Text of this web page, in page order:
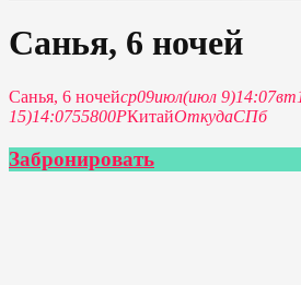
Санья, 6 ночей
Санья, 6 ночейср09июл(июл 9)14:07вт
15)14:0755800PКитайОткудаСПб
Забронировать